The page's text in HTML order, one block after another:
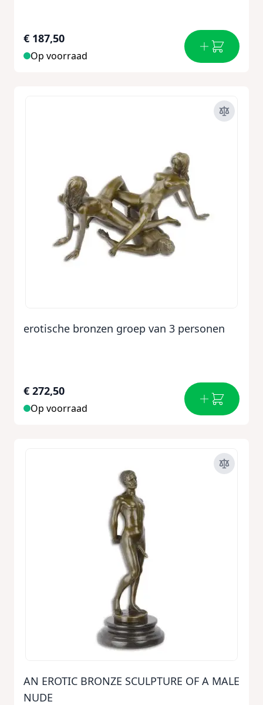
€ 187,50
Op voorraad
erotische bronzen groep van 3 personen
€ 272,50
Op voorraad
AN EROTIC BRONZE SCULPTURE OF A MALE
NUDE